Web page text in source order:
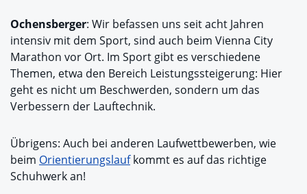
Ochensberger: Wir befassen uns seit acht Jahren
intensiv mit dem Sport, sind auch beim Vienna City
Marathon vor Ort. Im Sport gibt es verschiedene
Themen, etwa den Bereich Leistungssteigerung: Hier
geht es nicht um Beschwerden, sondern um das
Verbessern der Lauftechnik.
Übrigens: Auch bei anderen Laufwettbewerben, wie
beim Orientierungslaufkommt es auf das richtige
Schuhwerk an!